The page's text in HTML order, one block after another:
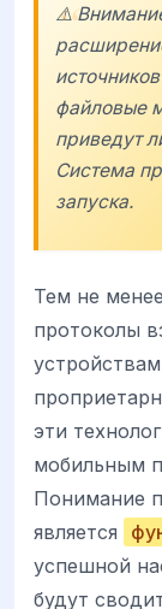
⚠️
файловые
приведут
Система
запуска.
Тем не
протоколы
эти
мобильным
Понимание
является
успешной
будут